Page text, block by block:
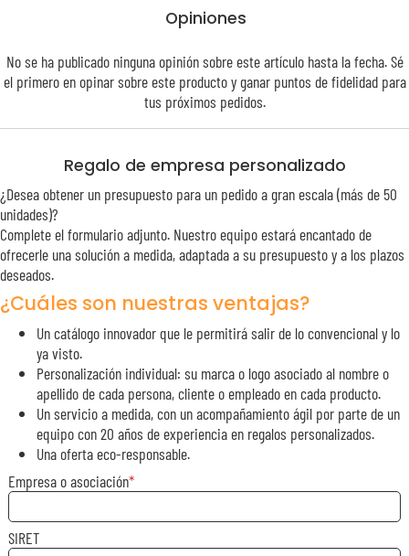
Opiniones
No se ha publicado ninguna opinión sobre este artículo hasta la fecha. Sé
el primero en opinar sobre este producto y ganar puntos defidelidadpara
tus próximos pedidos.
Regalo de empresa personalizado
¿Desea obtener un presupuesto para un pedido a gran escala (más de 50
unidades)?
Complete el formulario adjunto. Nuestro equipo estará encantado de
ofrecerle una solución a medida, adaptada a su presupuesto y a los plazos
deseados.
¿Cuáles son nuestras ventajas?
Un catálogo innovador que le permitirá salir de lo convencional y lo
ya visto.
Personalización individual: su marca o logo asociado al nombre o
apellido de cada persona, cliente o empleado en cada producto.
Un servicio a medida, con un acompañamiento ágil por parte de un
equipo con 20 años de experiencia en regalos personalizados.
Una oferta eco-responsable.
Empresa o asociación
SIRET